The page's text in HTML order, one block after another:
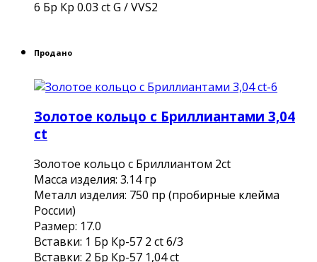
6 Бр Кр 0.03 ct G / VVS2
Продано
Золотое кольцо с Бриллиантами 3,04
ct
Золотое кольцо с Бриллиантом 2ct
Масса изделия: 3.14 гр
Металл изделия: 750 пр (пробирные клейма
России)
Размер: 17.0
Вставки: 1 Бр Кр-57 2 ct 6/3
Вставки: 2 Бр Кр-57 1,04 сt